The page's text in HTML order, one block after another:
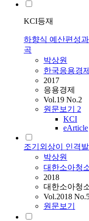
KCI등재
하향식 예산편성
곡
박상원
한국응용경
2017
응용경제
Vol.19 No.2
원문보기 2
KCI
eArticle
조기외상이 인격
박상원
대한소아청
2018
대한소아청
Vol.2018
원문보기